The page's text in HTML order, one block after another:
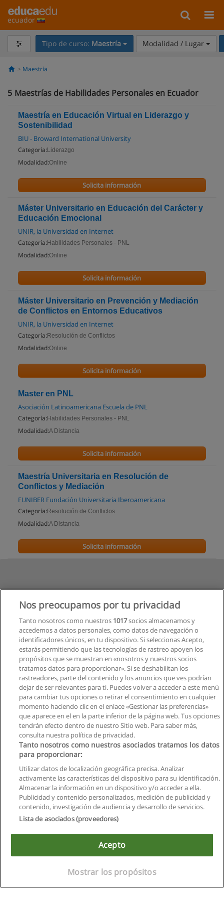
ecuador
Tipo de curso: Maestría Modalidad / Lugar
Maestría
5 Maestrías de Habilidades Personales en Ecuador
Maestría en Educación Virtual en Liderazgo y
Sostenibilidad
BIU - Broward International University
Categoría: Liderazgo
Modalidad:Online
Solicita información
Máster Universitario en Educación del Carácter y
Educación Emocional
UNIR, la Universidad en Internet
Categoría: Habilidades Personales - PNL
Modalidad:Online
Solicita información
Máster Universitario en Prevención y Mediación
de Conflictos en Entornos Educativos
UNIR, la Universidad en Internet
Categoría: Resolución de Conflictos
Modalidad:Online
Solicita información
Master en PNL
Asociación Latinoamericana Escuela de PNL
Categoría: Habilidades Personales - PNL
Modalidad:A Distancia
Solicita información
Maestría Universitaria en Resolución de
Conflictos y Mediación
FUNIBER Fundación Universitaria Iberoamericana
Categoría: Resolución de Conflictos
Modalidad:A Distancia
Solicita información
Reglas de uso
Privacidad de datos
Copyright © Educaedu Business S.L. - CIF : B-95610580: -
www.educaedu.com.ec
Nos preocupamos por tu privacidad
Tanto nosotros como nuestros 1017socios almacenamos y
accedemos a datos personales, como datos de navegación o
identificadores únicos, en tu dispositivo. Si seleccionas Acepto,
estarás permitiendo que las tecnologías de rastreo apoyen los
propósitos que se muestran en «nosotros y nuestros socios
tratamos datos para proporcionar». Si se deshabilitan los
rastreadores, parte del contenido y los anuncios que ves podrían
dejar de ser relevantes para ti. Puedes volver a acceder a este menú
para cambiar tus opciones o retirar el consentimiento en cualquier
momento haciendo clic en el enlace «Gestionar las preferencias»
que aparece en el en la parte inferior de la página web. Tus opciones
tendrán efecto dentro de nuestro Sitio web. Para saber más,
consulta nuestra política de privacidad.
Tanto nosotros como nuestros asociados tratamos los datos
para proporcionar:
Utilizar datos de localización geográfica precisa. Analizar
activamente las características del dispositivo para su identificación.
Almacenar la información en un dispositivo y/o acceder a ella.
Publicidad y contenido personalizados, medición de publicidad y
contenido, investigación de audiencia y desarrollo de servicios.
Lista de asociados (proveedores)
Acepto
Mostrar los propósitos